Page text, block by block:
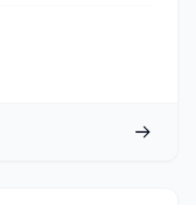
libreria, il parsing
integrate come
Che tu stia
e pronte per